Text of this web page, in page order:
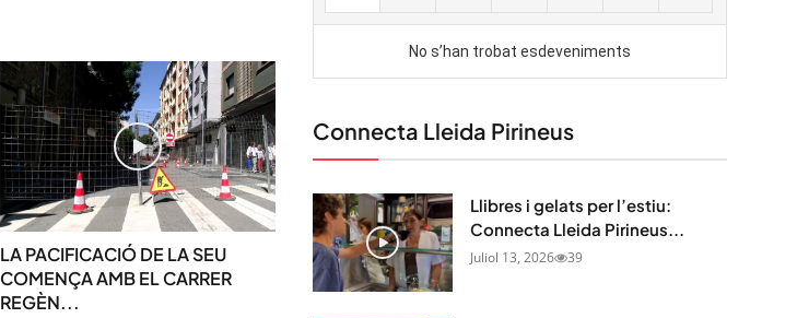
LA PACIFICACIÓ DE LA SEU
COMENÇA AMB EL CARRER
REGÈN...
Connecta Lleida Pirineus
Llibres i gelats per l’estiu:
Connecta Lleida Pirineus...
Juliol 13, 2026 39
butlletí i segueix la informació que importa.
SUBSCRIU-TE